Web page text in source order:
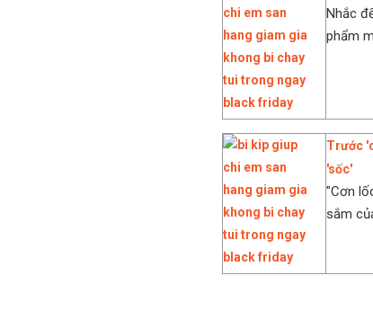
Nhắc
phẩm
Trước
'sốc'
"Cơn
sắm